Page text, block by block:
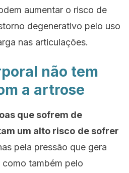
aumentar o risco de
degenerativo pelo uso
nas articulações.
não tem
a artrose
que sofrem de
um alto risco de sofrer
pela pressão que gera
também pelo